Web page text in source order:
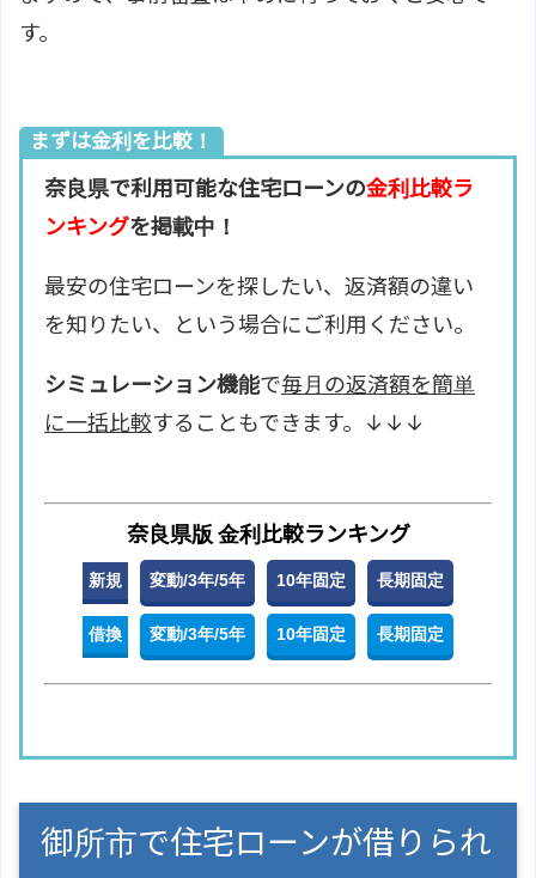
す。
まずは金利を比較！
奈良県で利用可能な住宅ローンの金利比較ラ
ンキングを掲載中！
最安の住宅ローンを探したい、返済額の違い
を知りたい、という場合にご利用ください。
シミュレーション機能で毎月の返済額を簡単
に一括比較することもできます。↓↓↓
奈良県版 金利比較ランキング
新規 変動/3年/5年 10年固定 長期固定
借換 変動/3年/5年 10年固定 長期固定
御所市で住宅ローンが借りられ